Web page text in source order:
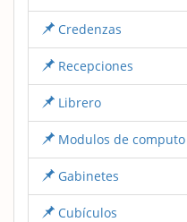
Credenzas
Recepciones
Librero
Modulos de computo
Gabinetes
Cubículos